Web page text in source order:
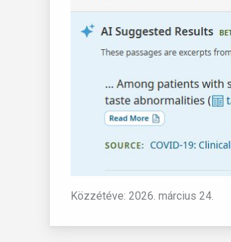
Közzétéve: 2026. március 24.